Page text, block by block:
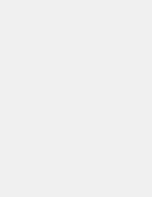
sources